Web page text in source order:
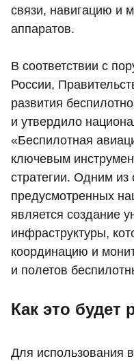
связи, навигацию и
аппаратов.
В соответствии с
России,
развития
и утвердило
«Беспилотная
ключевым
стратегии. Одним
предусмотренных
является создание
инфраструктуры,
координацию и
и полетов
Как это будет
Для использования